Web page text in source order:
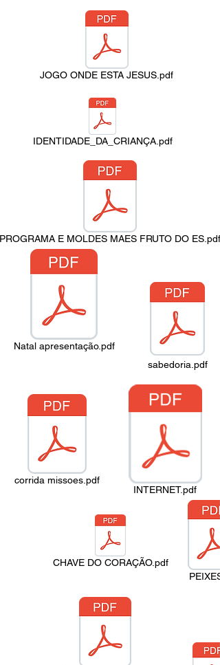
JOGO ONDE ESTA JESUS.pdf
IDENTIDADE_DA_CRIANÇA.pdf
PROGRAMA E MOLDES MAES FRUTO DO ES.pdf
Natal apresentação.pdf
sabedoria.pdf
corrida missoes.pdf
INTERNET.pdf
CHAVE DO CORAÇÃO.pdf